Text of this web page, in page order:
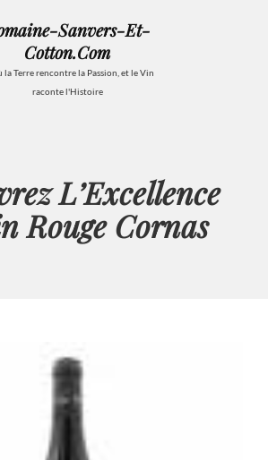
Sanvers-Et-
Cotton.com
la Terre rencontre la Passion, et le Vin
raconte l'Histoire
L’Excellence
Rouge Cornas